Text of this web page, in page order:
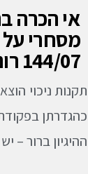
אי הכרה
מסחרי
144/07 רונן רדעי
תקנות ניכוי
כהגדרתן
ההיגיון ברור